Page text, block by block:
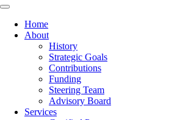
Home
About
History
Strategic Goals
Contributions
Funding
Steering Team
Advisory Board
Services